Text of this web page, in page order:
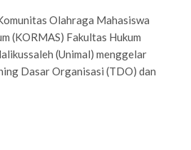
Olahraga Mahasiswa
(KORMAS) Fakultas Hukum
(Unimal) menggelar
Dasar Organisasi (TDO) dan